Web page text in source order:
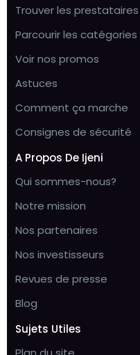
Trouver les prestataires
Parcourir les catégories
Voir nos promos
Astuces
Comment ça marche
Consignes de sécurité
A Propos De Ijeni
Qui sommes-nous?
Notre mission
Nos partenaires
Nos investisseurs
Revues de presse
Blog
Sujets Utiles